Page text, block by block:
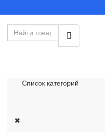
Список категорий